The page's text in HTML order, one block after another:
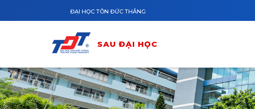
ĐẠI HỌC TÔN ĐỨC THẮNG
SAU ĐẠI HỌC